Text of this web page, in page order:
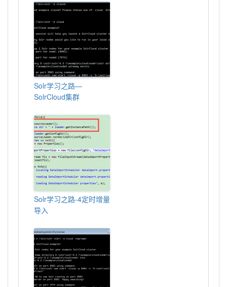
Solr学习之路—
SolrCloud集群
Solr学习之路-4定时增量
导入